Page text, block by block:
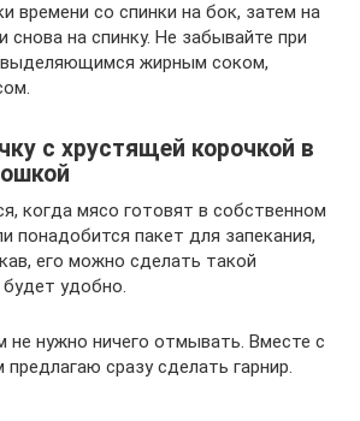
времени со спинки на бок, затем на
снова на спинку. Не забывайте при
выделяющимся жирным соком,
с хрустящей корочкой в
когда мясо готовят в собственном
понадобится пакет для запекания,
его можно сделать такой
удобно.
не нужно ничего отмывать. Вместе с
сразу сделать гарнир.